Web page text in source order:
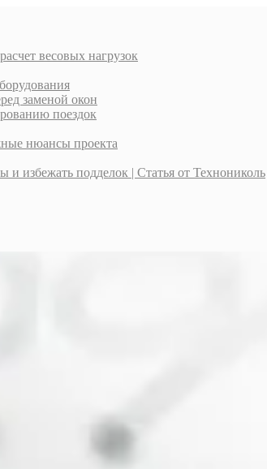
весовых нагрузок
заменой окон
поездок
нюансы проекта
избежать подделок | Статья от Технониколь